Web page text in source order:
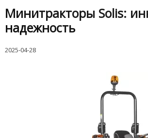
Минитракторы Solis:
надежность
2025-04-28